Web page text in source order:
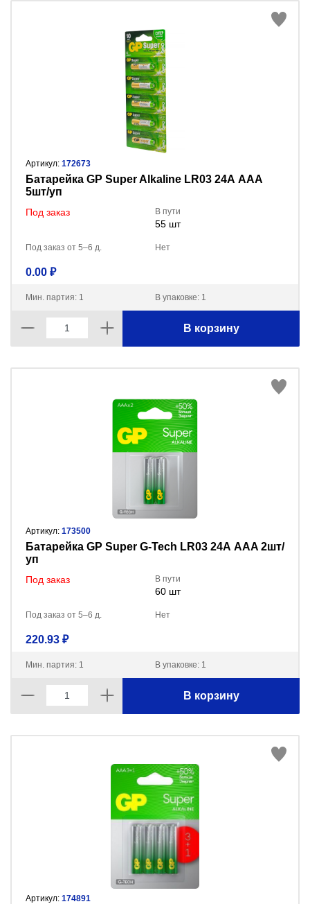
Артикул: 172673
Батарейка GP Super Alkaline LR03 24А AAA
5шт/уп
Под заказ В пути
55 шт
Под заказ от 5–6 д. Нет
0.00 ₽
Мин. партия: 1 В упаковке: 1
В корзину
Артикул: 173500
Батарейка GP Super G-Tech LR03 24А AAA 2шт/
уп
Под заказ В пути
60 шт
Под заказ от 5–6 д. Нет
220.93 ₽
Мин. партия: 1 В упаковке: 1
В корзину
Артикул: 174891